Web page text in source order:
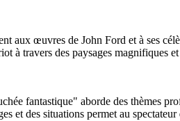
aux œuvres de John Ford et à ses
à travers des paysages magnifiques
fantastique" aborde des thèmes
et des situations permet au